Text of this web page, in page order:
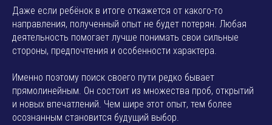
Даже если ребёнок в итоге откажется от какого-то
направления, полученный опыт не будет потерян. Любая
деятельность помогает лучше понимать свои сильные
стороны, предпочтения и особенности характера.
Именно поэтому поиск своего пути редко бывает
прямолинейным. Он состоит из множества проб, открытий
и новых впечатлений. Чем шире этот опыт, тем более
осознанным становится будущий выбор.